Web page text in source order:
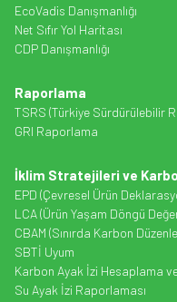
EcoVadis Danışmanlığı
Net Sıfır Yol Haritası
CDP Danışmanlığı
Raporlama
TSRS (Türkiye Sürdürülebilir
GRI Raporlama
İklim Stratejileri ve
EPD (Çevresel Ürün
LCA (Ürün Yaşam Döngü
CBAM (Sınırda Karbon
SBTİ Uyum
Karbon Ayak İzi Hesaplama
Su Ayak İzi Raporlaması